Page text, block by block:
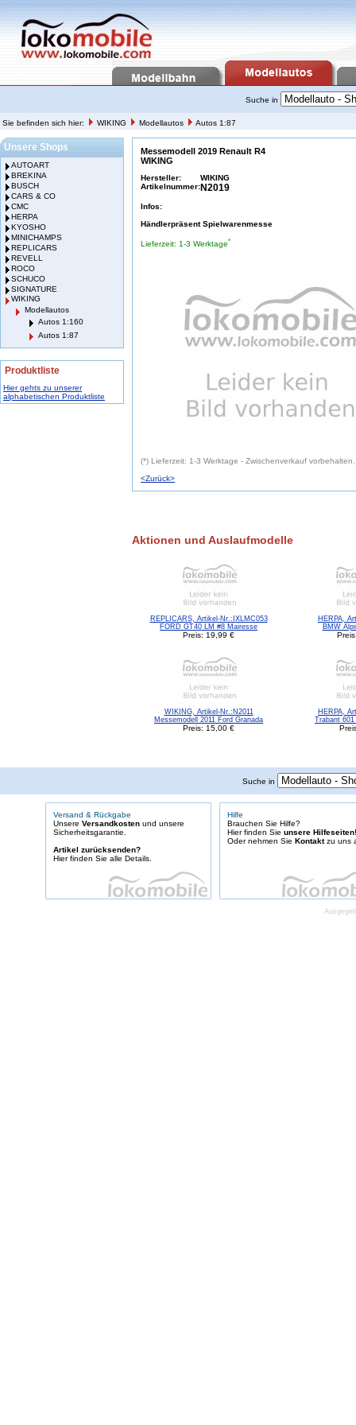
Suche in
Sie befinden sich hier: WIKING Modellautos Autos 1:87
Unsere Shops
AUTOART
BREKINA
BUSCH
CARS & CO
CMC
HERPA
KYOSHO
MINICHAMPS
REPLICARS
REVELL
ROCO
SCHUCO
SIGNATURE
WIKING
Modellautos
Autos 1:160
Autos 1:87
Produktliste
Hier gehts zu unserer
alphabetischen Produktliste
Messemodell 2019 Renault R4
WIKING
Hersteller:
WIKING
Artikelnummer:N2019
Infos:
Händlerpräsent Spielwarenmesse
Lieferzeit: 1-3 Werktage*
(*) Lieferzeit: 1-3 Werktage - Zwischenverkauf vorbehalten.
<Zurück>
Aktionen und Auslaufmodelle
REPLICARS, Artikel-Nr.:IXLMC053
FORD GT40 LM #8 Mairesse
Preis: 19,99 €
HERPA,
BMW
WIKING, Artikel-Nr.:N2011
Messemodell 2011 Ford Granada
Preis: 15,00 €
HERPA,
Trabant
Suche in
Versand & Rückgabe
Unsere Versandkosten und unsere
Sicherheitsgarantie.
Artikel zurücksenden?
Hier finden Sie alle Details.
Hilfe
Brauchen Sie Hilfe?
Hier finden Sie unsere Hilfeseiten!
Oder nehmen Sie Kontaktzu uns